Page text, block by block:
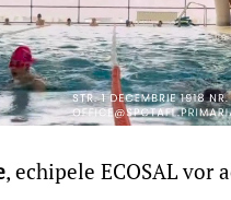
, echipele ECOSAL vor